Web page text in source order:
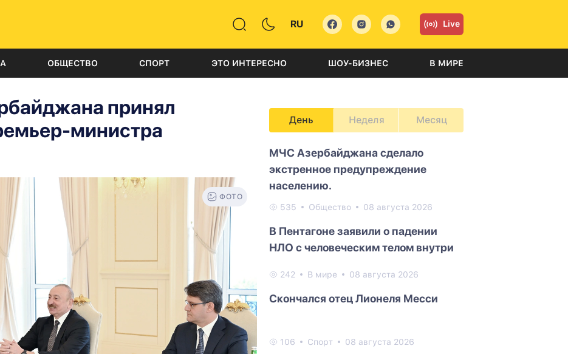
RU Live
ОБЩЕСТВО СПОРТ ЭТО ИНТЕРЕСНО ШОУ-БИЗНЕС В МИРЕ
принял
министра
ФОТО
День Неделя Месяц
МЧС Азербайджана сделало
экстренное предупреждение
населению.
535 Общество 08 августа 2026
В Пентагоне заявили о падении
НЛО с человеческим телом внутри
242 В мире 08 августа 2026
Скончался отец Лионеля Месси
106 Спорт 08 августа 2026